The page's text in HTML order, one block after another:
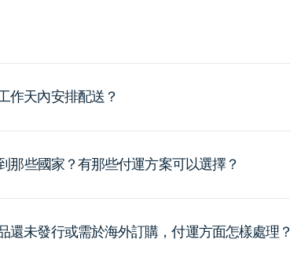
作天內安排配送？
那些國家？有那些付運方案可以選擇？
還未發行或需於海外訂購，付運方面怎樣處理？